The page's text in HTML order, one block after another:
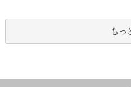
もっ